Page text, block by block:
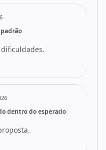
dentro do esperado